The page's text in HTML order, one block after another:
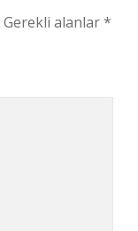
Gerekli alanlar*